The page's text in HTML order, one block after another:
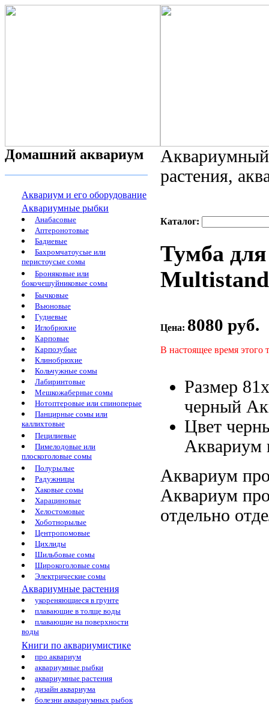
Домашний аквариум
Аквариум и его оборудование
Аквариумные рыбки
Анабасовые
Аптеронотовые
Бадиевые
Бахромчатоусые или
перистоусые сомы
Броняковые или
бокочешуйниковые сомы
Бычковые
Вьюновые
Гудиевые
Иглобрюхие
Карповые
Карпозубые
Клинобрюхие
Кольчужные сомы
Лабиринтовые
Мешкожаберные сомы
Нотоптеровые или спиноперые
Панцирные сомы или
каллихтовые
Пецилиевые
Пимелодовые или
плоскоголовые сомы
Полурылые
Радужницы
Хаковые сомы
Харациновые
Хелостомовые
Хоботнорылые
Центропомовые
Цихлиды
Шильбовые сомы
Широкоголовые сомы
Электрические сомы
Аквариумные растения
укореняющиеся в грунте
плавающие в толще воды
плавающие на поверхности
воды
Книги по аквариумистике
про аквариум
аквариумные рыбки
аквариумные растения
дизайн аквариума
болезни аквариумных рыбок
растения,
Каталог:
Тумба
Multistand
Цена: 8080 руб.
В настоящее время этого
Размер
черный
Цвет
Аквариум
Аквариум
Аквариум
отдельно